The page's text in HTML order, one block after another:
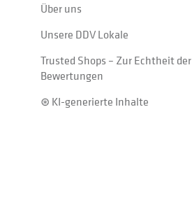
Über uns
Unsere DDV Lokale
Trusted Shops – Zur Echtheit der
Bewertungen
⊛ KI-generierte Inhalte